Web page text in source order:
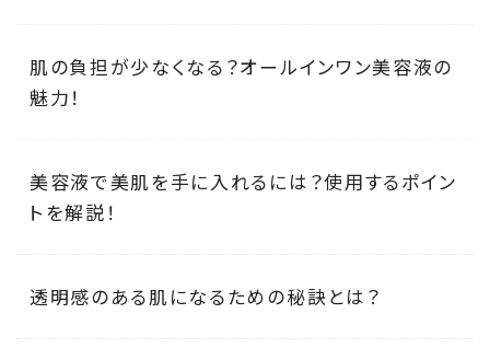
肌の負担が少なくなる？オールインワン美容液の
魅力！
美容液で美肌を手に入れるには？使用するポイン
トを解説！
透明感のある肌になるための秘訣とは？